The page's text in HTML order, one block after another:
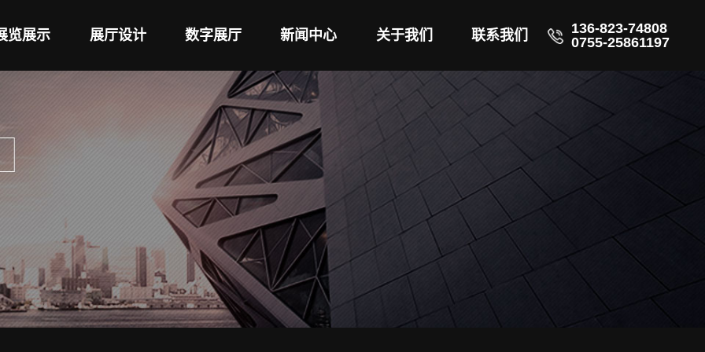
览展示 展厅设计 数字展厅 新闻中心 关于我们 联系我们
136-823-74808
0755-25861197